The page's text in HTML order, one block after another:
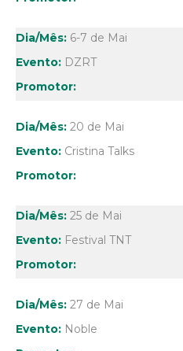
6-7 de Mai
DZRT
20 de Mai
Cristina Talks
25 de Mai
Festival TNT
27 de Mai
Noble